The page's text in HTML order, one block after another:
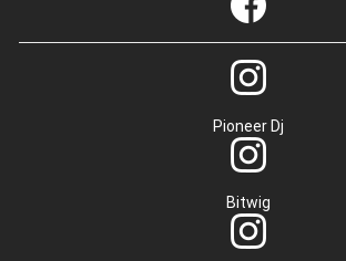
Pioneer Dj
Bitwig